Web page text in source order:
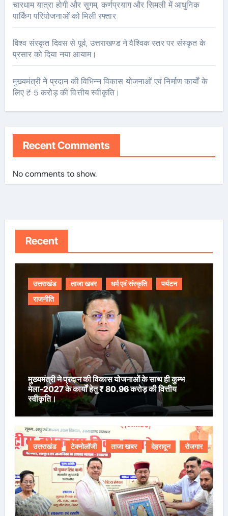
चारधाम यात्रा होगी और सुगम, कर्णप्रयाग और सिमली में आधुनिक
पार्किंग परियोजनाओं को मिली रफ्तार
विश्व संस्कृत दिवस से पूर्व, उत्तराखण्ड ने वैश्विक स्तर पर संस्कृत के
प्रसार को दिया नया आयाम।
मुख्यमंत्री ने प्रदान की विभिन्न विकास योजनाओं एवं निर्माण कार्यों के
लिए ₹ 5 करोड़ की वित्तीय स्वीकृति।
Recent Comments
No comments to show.
Recent
उत्तराखंड ताजा खबर धर्म एवं संस्कृति
पर्यटन
राजनीति
मुख्यमंत्री ने प्रदान की विकास योजनाओं के साथ ही कुम्भ
मेला-2027 के कार्यों हेतु ₹ 80.96 करोड़ की वित्तीय
स्वीकृति।
उत्तराखंड टेक्नोलॉजी ताजा खबर देहरादून रोजगार